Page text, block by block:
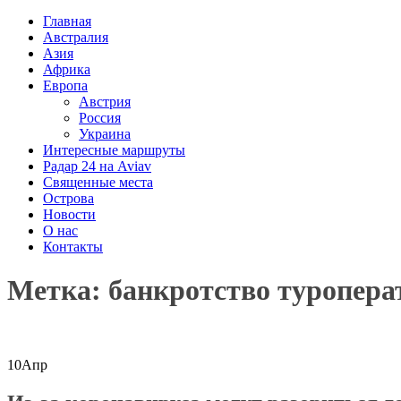
Главная
Австралия
Азия
Африка
Европа
Австрия
Россия
Украина
Интересные маршруты
Радар 24 на Aviav
Священные места
Острова
Новости
О нас
Контакты
Метка: банкротство
10Апр